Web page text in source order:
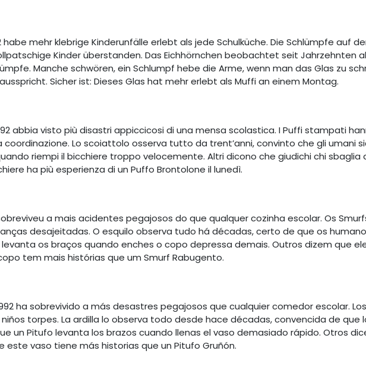
habe mehr klebrige Kinderunfälle erlebt als jede Schulküche. Die Schlümpfe auf
Kinder überstanden. Das Eichhörnchen beobachtet seit Jahrzehnten
Manche schwören, ein Schlumpf hebe die Arme, wenn man das Glas zu
Sicher ist: Dieses Glas hat mehr erlebt als Muffi an einem Montag.
abbia visto più disastri appiccicosi di una mensa scolastica. I Puffi stampati
Lo scoiattolo osserva tutto da trent’anni, convinto che gli umani
riempi il bicchiere troppo velocemente. Altri dicono che giudichi chi sbaglia
ha più esperienza di un Puffo Brontolone il lunedì.
a mais acidentes pegajosos do que qualquer cozinha escolar. Os
desajeitadas. O esquilo observa tudo há décadas, certo de que os
os braços quando enches o copo depressa demais. Outros dizem que
tem mais histórias que um Smurf Rabugento.
ha sobrevivido a más desastres pegajosos que cualquier comedor escolar.
torpes. La ardilla lo observa todo desde hace décadas, convencida de que
un Pitufo levanta los brazos cuando llenas el vaso demasiado rápido. Otros
este vaso tiene más historias que un Pitufo Gruñón.